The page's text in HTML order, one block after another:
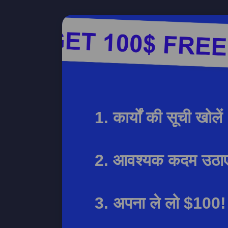
कार्यों की सूची खोलें
आवश्यक कदम
अपना ले लो $100!